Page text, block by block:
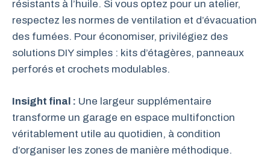
résistants à l’huile. Si vous optez pour un atelier,
respectez les normes de ventilation et d’évacuation
des fumées. Pour économiser, privilégiez des
solutions DIY simples : kits d’étagères, panneaux
perforés et crochets modulables.
Insight final : Une largeur supplémentaire
transforme un garage en espace multifonction
véritablement utile au quotidien, à condition
d’organiser les zones de manière méthodique.